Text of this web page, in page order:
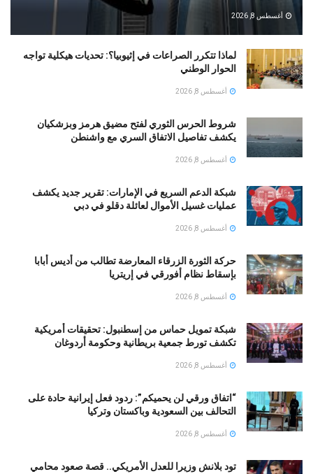
أغسطس 8, 2026
لماذا تتكرر الصراعات في إثيوبيا؟: تحديات هيكلية تواجه
الحوار الوطني
أغسطس 8, 2026
شروط الحرس الثوري لفتح مضيق هرمز وبزشكيان
يكشف تفاصيل الاتفاق السري مع واشنطن
أغسطس 8, 2026
شبكة الدعم السريع في الإمارات: تقرير جديد يكشف
عمليات غسيل الأموال لعائلة دقلو في دبي
أغسطس 8, 2026
حركة الثورة الزرقاء المعارضة تطالب من أديس أبابا
بإسقاط نظام أفورقي في إريتريا
أغسطس 8, 2026
شبكة تمويل حماس من إسطنبول: تحقيقات أمريكية
تكشف تورط جمعية بريطانية وحكومة أردوغان
أغسطس 8, 2026
“اتفاق ورقي لن يحميكم”: ردود فعل إيرانية حادة على
التحالف بين السعودية وباكستان وتركيا
أغسطس 8, 2026
تود بلانش وزيرا للعدل الأمريكي.. قصة صعود محامي